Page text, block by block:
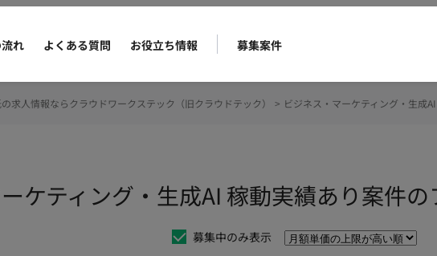
れ よくある質問 お役立ち情報 募集案件
ケティング・生成AI 稼動実績あり案件
募集中のみ表示
求人情報ならクラウドワークステック（旧クラウドテック） > ビジネス・マーケティング・生成AI